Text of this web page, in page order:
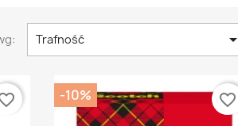
Trafność 
-10% favorite_border